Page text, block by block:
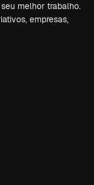
melhor trabalho.
empresas,